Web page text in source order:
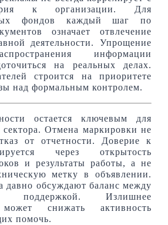
к организации. Для
фондов каждый шаг по
означает отвлечение
деятельности. Упрощение
информации
на реальных делах.
строится на приоритете
над формальным контролем.
остается ключевым для
сектора. Отмена маркировки не
от отчетности. Доверие к
через открытость
и результаты работы, а не
метку в объявлении.
давно обсуждают баланс между
поддержкой. Излишнее
может снижать активность
помочь.